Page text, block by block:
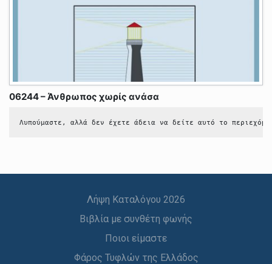
06244 – Άνθρωπος χωρίς ανάσα
Λυπούμαστε, αλλά δεν έχετε άδεια να δείτε αυτό το
Λήψη Καταλόγου 2026
Βιβλία με συνθέτη φωνής
Ποιοι είμαστε
Φάρος Τυφλών της Ελλάδος